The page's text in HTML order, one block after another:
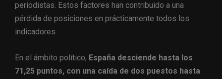
periodistas. Estos factores han contribuido a una
pérdida de posiciones en prácticamente todos los
indicadores.
En el ámbito político, España desciende hasta los
71,25 puntos, con una caída de dos puestos hasta